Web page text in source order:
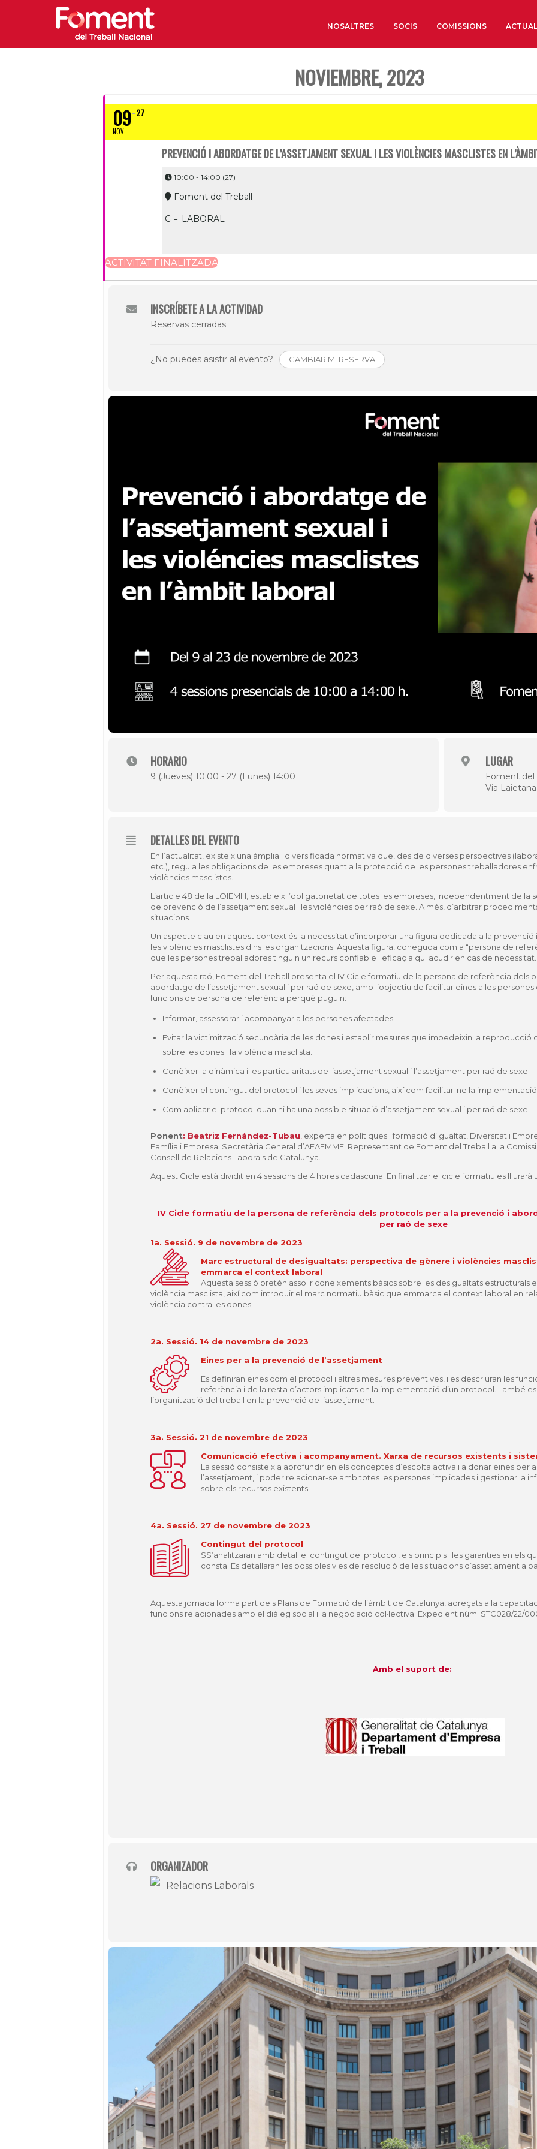
NOSALTRES
Institut d’Estudis
SOCIS COMISSIONS
NOVIEMBRE, 2023
09
NOV
27
PREVENCIÓ I ABORDATGE DE L’ASSETJAMENT SEXUAL I LES VIOLÈNCIES MASCLISTES EN
10:00 - 14:00 (27)
Foment del Treball
C = LABORAL
ACTIVITAT FINALITZADA
INSCRÍBETE A LA ACTIVIDAD
Reservas cerradas
¿No puedes asistir al evento? CAMBIAR MI RESERVA
HORARIO
9 (Jueves) 10:00 - 27 (Lunes) 14:00
LUGAR
Foment del
Via
DETALLES DEL EVENTO
En l’actualitat, existeix una àmplia i diversificada normativa que, des de diverses perspectives
etc.), regula les obligacions de les empreses quant a la protecció de les persones treballadores
violències masclistes.
L’article 48 de la LOIEMH, estableix l’obligatorietat de totes les empreses, independentment de la
de prevenció de l’assetjament sexual i les violències per raó de sexe. A més, d’arbitrar
situacions.
Un aspecte clau en aquest context és la necessitat d’incorporar una figura dedicada a la
les violències masclistes dins les organitzacions. Aquesta figura, coneguda com a “persona de
que les persones treballadores tinguin un recurs confiable i eficaç a qui acudir en cas de necessitat.
Per aquesta raó, Foment del Treball presenta el IV Cicle formatiu de la persona de referència dels
abordatge de l’assetjament sexual i per raó de sexe, amb l’objectiu de facilitar eines a les
funcions de persona de referència perquè puguin:
Informar, assessorar i acompanyar a les persones afectades.
Evitar la victimització secundària de les dones i establir mesures que impedeixin la
sobre les dones i la violència masclista.
Conèixer la dinàmica i les particularitats de l’assetjament sexual i l’assetjament per raó de sexe.
Conèixer el contingut del protocol i les seves implicacions, així com facilitar-ne la implementació.
Com aplicar el protocol quan hi ha una possible situació d’assetjament sexual i per raó de sexe
Ponent: Beatriz Fernández-Tubau experta en polítiques i formació d’Igualtat, Diversitat i
Família i Empresa. Secretària General d’AFAEMME. Representant de Foment del Treball a la
Consell de Relacions Laborals de Catalunya.
Aquest Cicle està dividit en 4 sessions de 4 hores cadascuna. En finalitzar el cicle formatiu es
IV Cicle formatiu de la persona de referència dels protocols per a la prevenció i
per raó de sexe
1a. Sessió. 9 de novembre de 2023
Marc estructural de desigualtats: perspectiva de gènere i violències
emmarca el context laboral
Aquesta sessió pretén assolir coneixements bàsics sobre les desigualtats estructurals
violència masclista, així com introduir el marc normatiu bàsic que emmarca el context laboral en
violència contra les dones.
2a. Sessió. 14 de novembre de 2023
Eines per a la prevenció de l’assetjament
Es definiran eines com el protocol i altres mesures preventives, i es descriuran les
referència i de la resta d’actors implicats en la implementació d’un protocol. També
l’organització del treball en la prevenció de l’assetjament.
3a. Sessió. 21 de novembre de 2023
Comunicació efectiva i acompanyament. Xarxa de recursos existents i
La sessió consisteix a aprofundir en els conceptes d’escolta activa i a donar eines
l’assetjament, i poder relacionar-se amb totes les persones implicades i gestionar la
sobre els recursos existents
4a. Sessió. 27 de novembre de 2023
Contingut del protocol
SS’analitzaran amb detall el contingut del protocol, els principis i les garanties en els
consta. Es detallaran les possibles vies de resolució de les situacions d’assetjament a
Aquesta jornada forma part dels Plans de Formació de l’àmbit de Catalunya, adreçats a la
funcions relacionades amb el diàleg social i la negociació col·lectiva. Expedient núm. STC028/22/
Amb el suport de:
ORGANIZADOR
Relacions Laborals